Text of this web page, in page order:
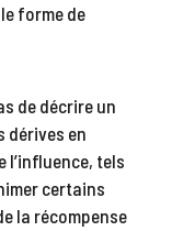
forme de
de décrire un
dérives en
l’influence, tels
certains
la récompense